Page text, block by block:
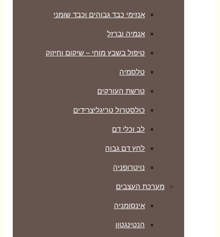
אנזימי כבד גבוהים וכבד שומני
אנמיה וברזל
טיפול בשבץ מוחי – שיקום וחיזוק
טלסמיה
טרשת העורקים
כולסטרול טריגליצרידים
לב וכלי דם
לחץ דם גבוה
נויטרופניה
מערכת העצבים
אינסומניה
הנטינגטון